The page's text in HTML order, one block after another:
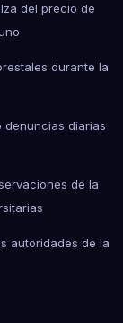
del precio de
durante la
denuncias diarias
de la
autoridades de la